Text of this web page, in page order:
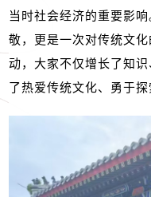
当时社会经济的重要影
敬，更是一次对传统文
动，大家不仅增长了知
了热爱传统文化、勇于探